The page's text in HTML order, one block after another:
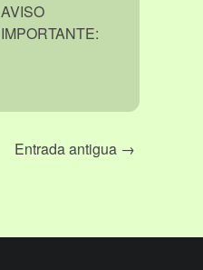
AVISO
IMPORTANTE:
Entrada antigua →